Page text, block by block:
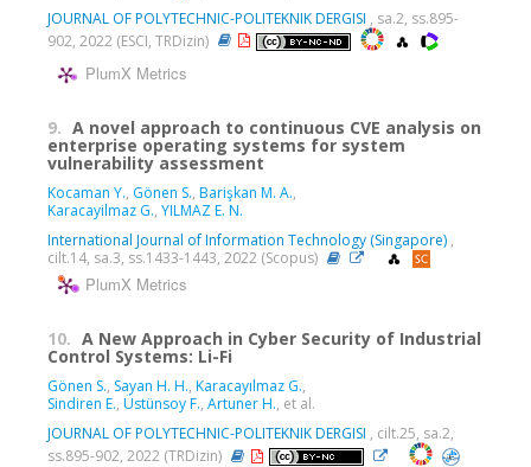
JOURNAL OF POLYTECHNIC-POLITEKNIK DERGISI , sa.2, ss.895-
902, 2022 (ESCI, TRDizin)
PlumX Metrics
9. A novel approach to continuous CVE analysis on
enterprise operating systems for system
vulnerability assessment
Kocaman Y., Gönen S., Barişkan M. A.,
Karacayilmaz G., YILMAZ E. N.
International Journal of Information Technology (Singapore) ,
cilt.14, sa.3, ss.1433-1443, 2022 (Scopus)
PlumX Metrics
10. A New Approach in Cyber Security of Industrial
Control Systems: Li-Fi
Gönen S., Sayan H. H., Karacayılmaz G.,
Sindiren E., Üstünsoy F., Artuner H., et al.
JOURNAL OF POLYTECHNIC-POLITEKNIK DERGISI , cilt.25, sa.2,
ss.895-902, 2022 (TRDizin)